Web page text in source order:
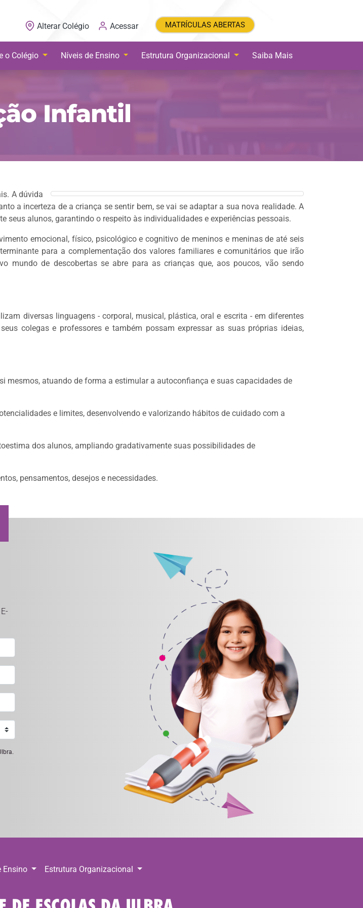
MATRÍCULAS ABERTAS
Alterar Colégio Acessar MATRÍCULAS ABERTAS
o Colégio Níveis de Ensino Estrutura Organizacional Saiba Mais
Infantil
A dúvida
a incerteza de a criança se sentir bem, se vai se adaptar a sua nova realidade. A
seus alunos, garantindo o respeito às individualidades e experiências pessoais.
emocional, físico, psicológico e cognitivo de meninos e meninas de até seis
para a complementação dos valores familiares e comunitários que irão
mundo de descobertas se abre para as crianças que, aos poucos, vão sendo
diversas linguagens - corporal, musical, plástica, oral e escrita - em diferentes
colegas e professores e também possam expressar as suas próprias ideias,
mesmos, atuando de forma a estimular a autoconfiança e suas capacidades de
e limites, desenvolvendo e valorizando hábitos de cuidado com a
dos alunos, ampliando gradativamente suas possibilidades de
pensamentos, desejos e necessidades.
Ensino Estrutura Organizacional